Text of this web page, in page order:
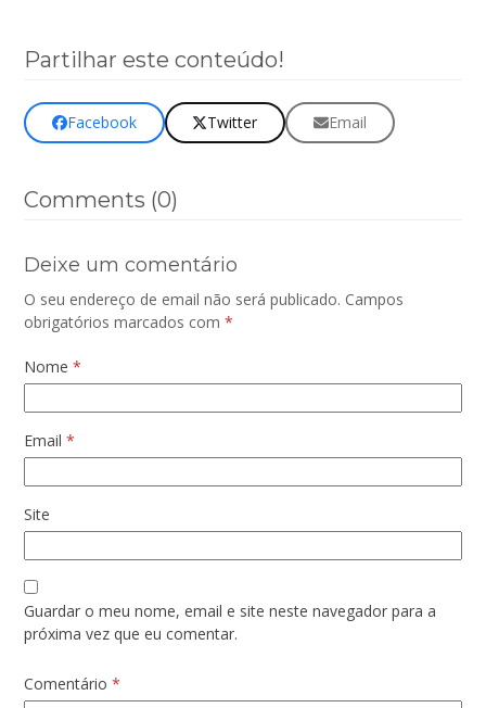
Partilhar este conteúdo!
Facebook Twitter Email
Comments (0)
Deixe um comentário
O seu endereço de email não será publicado. Campos
obrigatórios marcados com*
Nome*
Email*
Site
Guardar o meu nome, email e site neste navegador para a
próxima vez que eu comentar.
Comentário*